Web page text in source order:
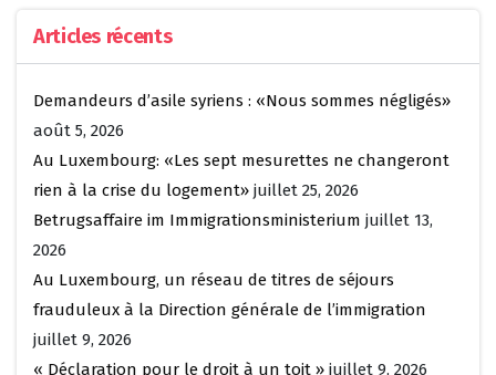
Articles récents
Demandeurs d’asile syriens : «Nous sommes négligés»
août 5, 2026
Au Luxembourg: «Les sept mesurettes ne changeront
rien à la crise du logement» juillet 25, 2026
Betrugsaffaire im Immigrationsministerium juillet 13,
2026
Au Luxembourg, un réseau de titres de séjours
frauduleux à la Direction générale de l’immigration
juillet 9, 2026
« Déclaration pour le droit à un toit » juillet 9, 2026